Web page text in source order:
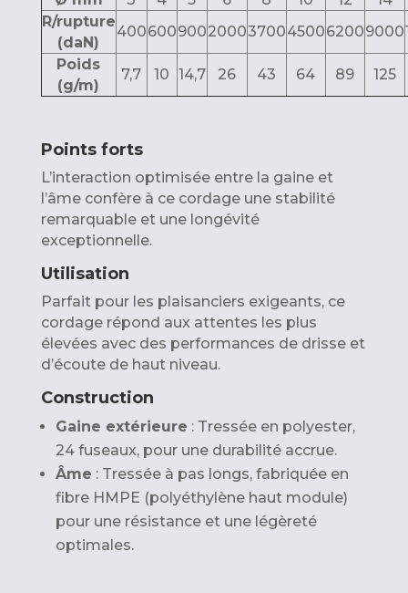
R/rupture
(daN)
40060090020003700450062009000
Poids
(g/m)
7,7 10 14,7 26 43 64 89 125
Points forts
L’interaction optimisée entre la gaine et
l’âme confère à ce cordage une stabilité
remarquable et une longévité
exceptionnelle.
Utilisation
Parfait pour les plaisanciers exigeants, ce
cordage répond aux attentes les plus
élevées avec des performances de drisse et
d’écoute de haut niveau.
Construction
Gaine extérieure : Tressée en polyester,
24 fuseaux, pour une durabilité accrue.
Âme : Tressée à pas longs, fabriquée en
fibre HMPE (polyéthylène haut module)
pour une résistance et une légèreté
optimales.